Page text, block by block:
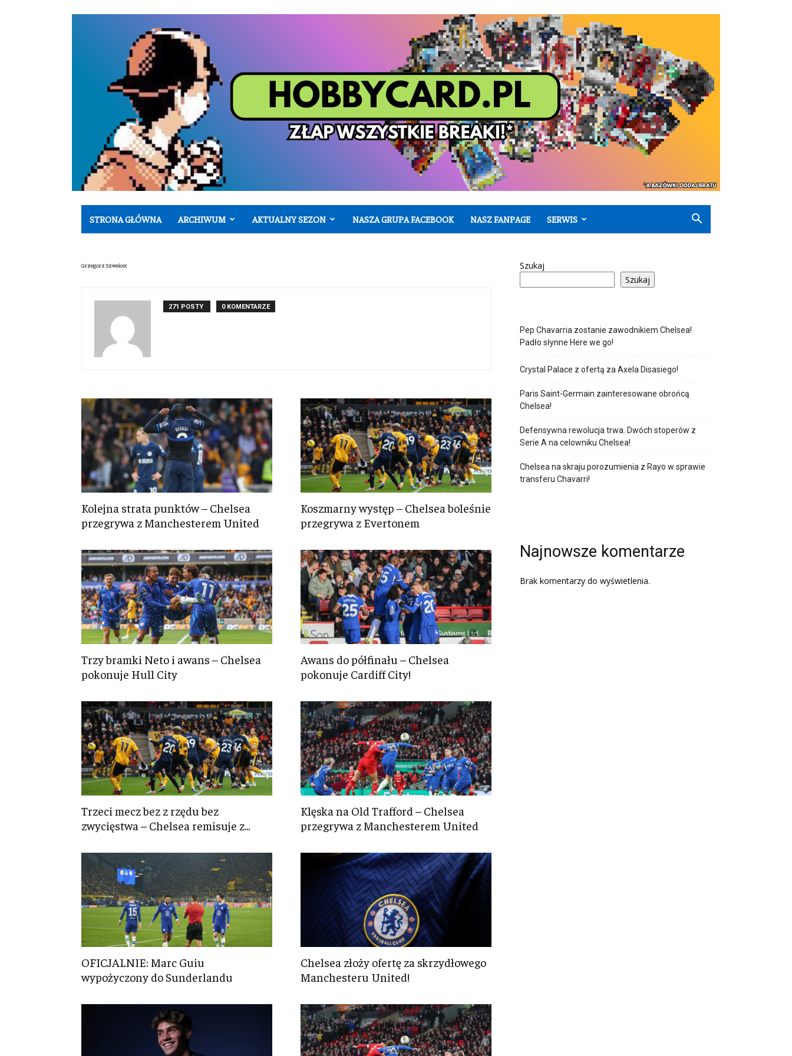
STRONA GŁÓWNA ARCHIWUM AKTUALNY SEZON NASZA GRUPA FACEBOOK NASZ FANPAGE SERWIS
Grzegorz Szweicer
271 POSTY 0 KOMENTARZE
Kolejna strata punktów – Chelsea
przegrywa z Manchesterem United
Koszmarny występ – Chelsea boleśnie
przegrywa z Evertonem
Trzy bramki Neto i awans – Chelsea
pokonuje Hull City
Awans do półfinału – Chelsea
pokonuje Cardiff City!
Trzeci mecz bez z rzędu bez
zwycięstwa – Chelsea remisuje z...
Klęska na Old Trafford – Chelsea
przegrywa z Manchesterem United
OFICJALNIE: Marc Guiu
wypożyczony do Sunderlandu
Chelsea złoży ofertę za skrzydłowego
Manchesteru United!
Szukaj
Szukaj
Pep Chavarria zostanie zawodnikiem Chelsea!
Padło słynne Here we go!
Crystal Palace z ofertą za Axela Disasiego!
Paris Saint-Germain zainteresowane obrońcą
Chelsea!
Defensywna rewolucja trwa. Dwóch stoperów z
Serie A na celowniku Chelsea!
Chelsea na skraju porozumienia z Rayo w sprawie
transferu Chavarri!
Najnowsze komentarze
Brak komentarzy do wyświetlenia.